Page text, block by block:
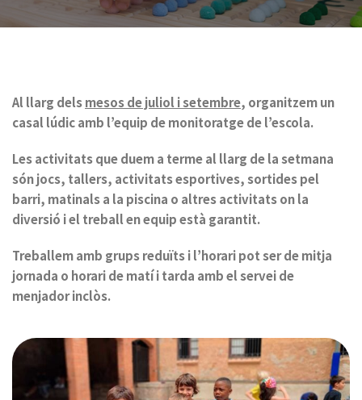
Al llarg delsmesos de juliol i setembre, organitzem un
casal lúdic amb l’equip de monitoratge de l’escola.
Les activitats que duem a terme al llarg de la setmana
són jocs, tallers, activitats esportives, sortides pel
barri, matinals a la piscina o altres activitats on la
diversió i el treball en equip està garantit.
Treballem amb grups reduïts i l’horari pot ser de mitja
jornada o horari de matí i tarda amb el servei de
menjador inclòs.